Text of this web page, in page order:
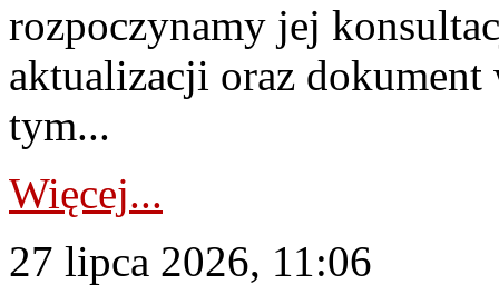
rozpoczynamy jej
aktualizacji oraz
tym...
Więcej...
27 lipca 2026, 11:06